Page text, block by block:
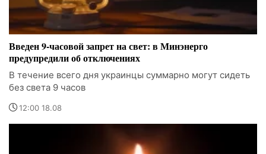
Введен 9-часовой запрет на свет: в Минэнерго
предупредили об отключениях
В течение всего дня украинцы суммарно могут сидеть
без света 9 часов
12:00 18.08